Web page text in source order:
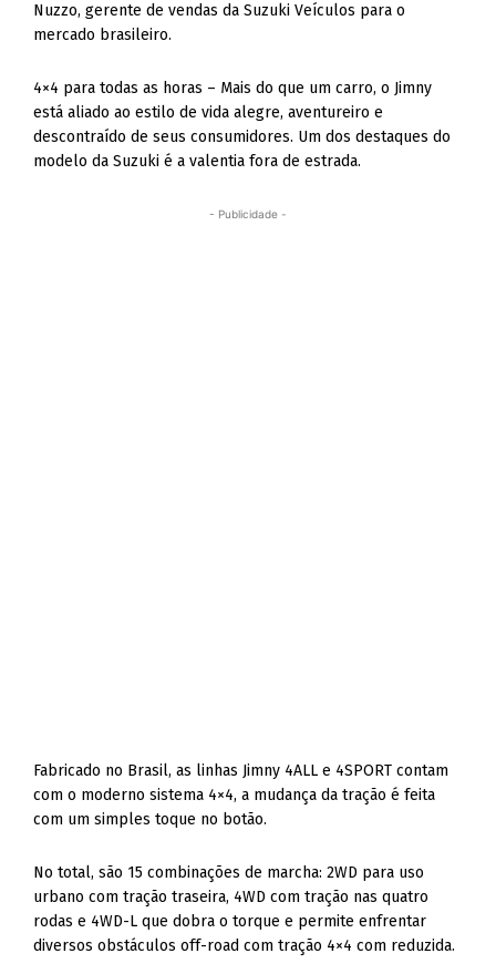
Nuzzo, gerente de vendas da Suzuki Veículos para o
mercado brasileiro.
4×4 para todas as horas – Mais do que um carro, o Jimny
está aliado ao estilo de vida alegre, aventureiro e
descontraído de seus consumidores. Um dos destaques do
modelo da Suzuki é a valentia fora de estrada.
- Publicidade -
Fabricado no Brasil, as linhas Jimny 4ALL e 4SPORT contam
com o moderno sistema 4×4, a mudança da tração é feita
com um simples toque no botão.
No total, são 15 combinações de marcha: 2WD para uso
urbano com tração traseira, 4WD com tração nas quatro
rodas e 4WD-L que dobra o torque e permite enfrentar
diversos obstáculos off-road com tração 4×4 com reduzida.